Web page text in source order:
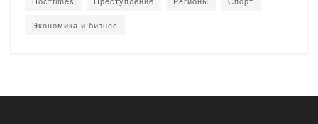
Экономика и бизнес